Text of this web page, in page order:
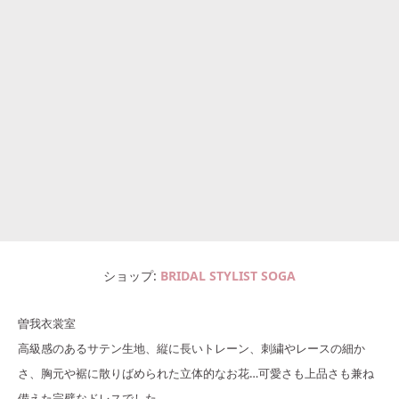
ショップ BRIDAL STYLIST SOGA
曽我衣裳室
高級感のあるサテン生地、縦に長いトレーン、刺繍やレースの細か
さ、胸元や裾に散りばめられた立体的なお花…可愛さも上品さも兼ね